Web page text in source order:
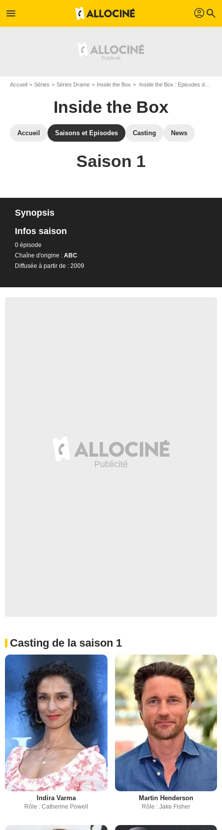
menu profil search
Accueil Séries Séries Drame Inside the Box Inside the Box : Episodes de la saison 1
Inside the Box
Accueil Saisons et Episodes Casting News
Saison 1
Synopsis
Infos saison
0 épisode
Chaîne d'origine : ABC
Diffusée à partir de : 2009
Casting de la saison 1
Indira Varma
Rôle : Catherine Powell
Martin Henderson
Rôle : Jake Fisher